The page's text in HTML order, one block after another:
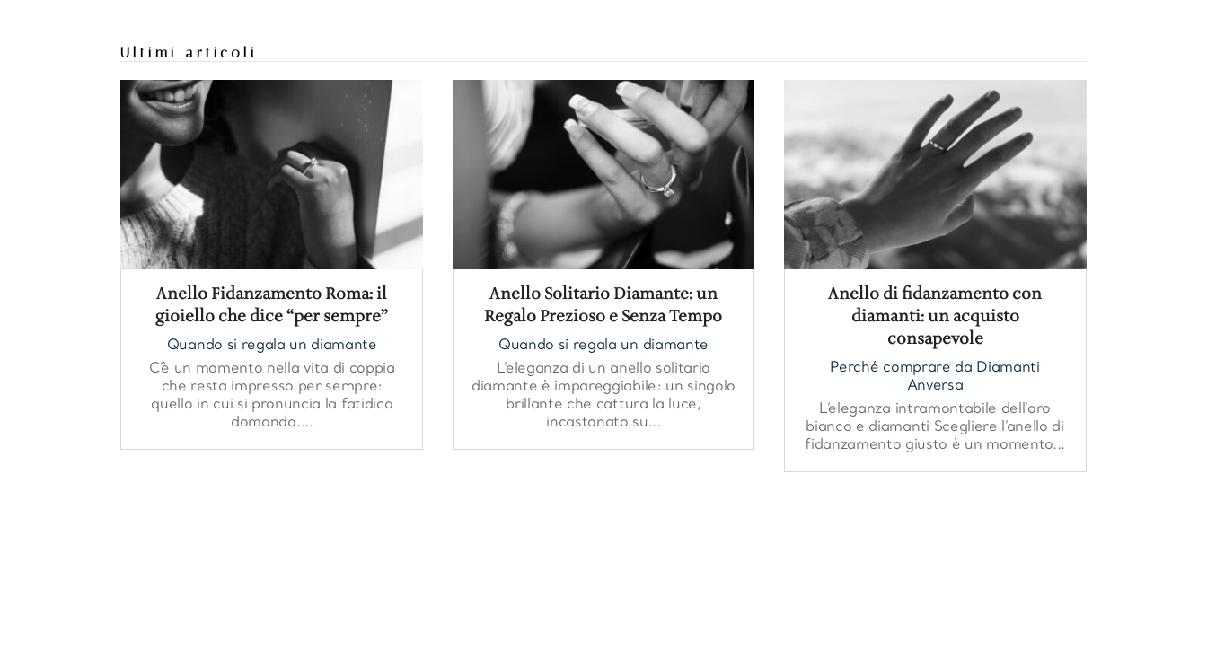
Ultimi articoli
Anello Fidanzamento Roma: il
gioiello che dice “per sempre”
Quando si regala un diamante
C’è un momento nella vita di coppia
che resta impresso per sempre:
quello in cui si pronuncia la fatidica
domanda....
Anello Solitario Diamante: un
Regalo Prezioso e Senza Tempo
Quando si regala un diamante
L’eleganza di un anello solitario
diamante è impareggiabile: un singolo
brillante che cattura la luce,
incastonato su...
Anello di fidanzamento con
diamanti: un acquisto
consapevole
Perché comprare da Diamanti
Anversa
L’eleganza intramontabile dell’oro
bianco e diamanti Scegliere l’anello di
fidanzamento giusto è un momento...